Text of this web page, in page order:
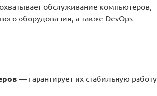
обслуживание компьютеров,
оборудования, а также DevOps-
— гарантирует их стабильную работу